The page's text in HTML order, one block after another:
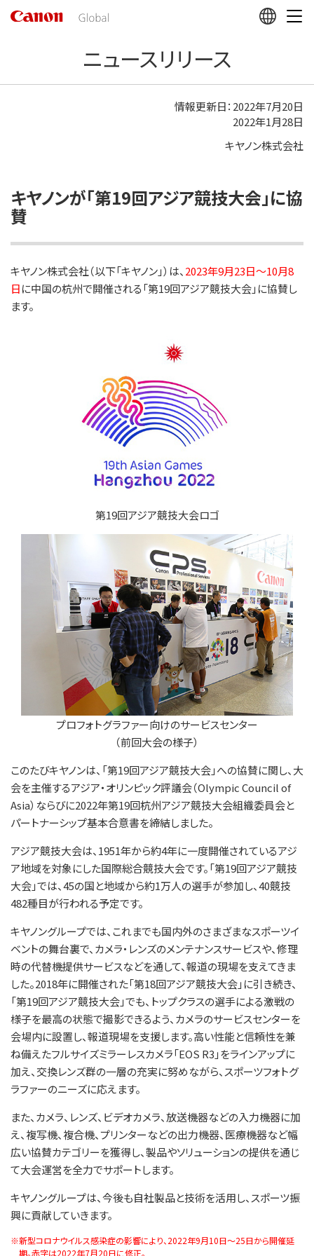
の
ニュースリリース
情報更新日：2022年7月20日
2022年1月28日
キヤノン株式会社
キヤノンが「第19回アジア競技大会」に協
賛
キヤノン株式会社（以下「キヤノン」）は、 2023年9月23日～10月8
日に中国の杭州で開催される「第19回アジア競技大会」に協賛し
ます。
第19回アジア競技大会ロゴ
プロフォトグラファー向けのサービスセンター
（前回大会の様子）
このたびキヤノンは、「第19回アジア競技大会」への協賛に関し、大
会を主催するアジア・オリンピック評議会（Olympic Council of
Asia）ならびに2022年第19回杭州アジア競技大会組織委員会と
パートナーシップ基本合意書を締結しました。
アジア競技大会は、1951年から約4年に一度開催されているアジ
ア地域を対象にした国際総合競技大会です。「第19回アジア競技
大会」では、45の国と地域から約1万人の選手が参加し、40競技
482種目が行われる予定です。
キヤノングループでは、これまでも国内外のさまざまなスポーツイ
ベントの舞台裏で、カメラ・レンズのメンテナンスサービスや、修理
時の代替機提供サービスなどを通して、報道の現場を支えてきま
した。2018年に開催された「第18回アジア競技大会」に引き続き、
「第19回アジア競技大会」でも、トップクラスの選手による激戦の
様子を最高の状態で撮影できるよう、カメラのサービスセンターを
会場内に設置し、報道現場を支援します。高い性能と信頼性を兼
ね備えたフルサイズミラーレスカメラ「EOS R3」をラインアップに
加え、交換レンズ群の一層の充実に努めながら、スポーツフォトグ
ラファーのニーズに応えます。
また、カメラ、レンズ、ビデオカメラ、放送機器などの入力機器に加
え、複写機、複合機、プリンターなどの出力機器、医療機器など幅
広い協賛カテゴリーを獲得し、製品やソリューションの提供を通じ
て大会運営を全力でサポートします。
キヤノングループは、今後も自社製品と技術を活用し、スポーツ振
興に貢献していきます。
※新型コロナウイルス感染症の影響により、2022年9月10日～25日から開催延
期。赤字は2022年7月20日に修正。